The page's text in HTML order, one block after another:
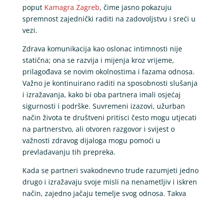
poput Kamagra Zagreb, čime jasno pokazuju
spremnost zajednički raditi na zadovoljstvu i sreći u
vezi.
Zdrava komunikacija kao oslonac intimnosti nije
statična; ona se razvija i mijenja kroz vrijeme,
prilagođava se novim okolnostima i fazama odnosa.
Važno je kontinuirano raditi na sposobnosti slušanja
i izražavanja, kako bi oba partnera imali osjećaj
sigurnosti i podrške. Suvremeni izazovi, užurban
način života te društveni pritisci često mogu utjecati
na partnerstvo, ali otvoren razgovor i svijest o
važnosti zdravog dijaloga mogu pomoći u
prevladavanju tih prepreka.
Kada se partneri svakodnevno trude razumjeti jedno
drugo i izražavaju svoje misli na nenametljiv i iskren
način, zajedno jačaju temelje svog odnosa. Takva